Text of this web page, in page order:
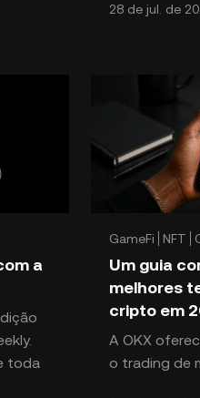
criptoativos,
28 de jul. de
a
toda
GameFi NFT
Um guia
melhores
cripto em
A OKX
o trading de